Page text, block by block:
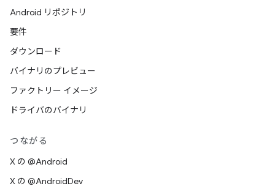
Android リポジトリ
要件
ダウンロード
バイナリのプレビュー
ファクトリー イメージ
ドライバのバイナリ
つながる
X の @Android
X の @AndroidDev